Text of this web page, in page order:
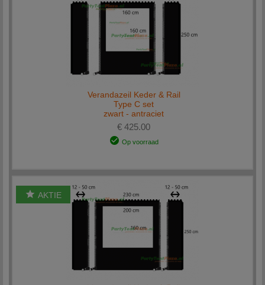
Verandazeil Keder & Rail
Type C set
zwart - antraciet
€ 425.00
Op voorraad
AKTIE